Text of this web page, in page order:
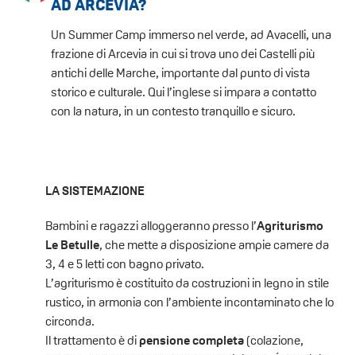
AD ARCEVIA?
Un Summer Camp immerso nel verde, ad Avacelli, una
frazione di Arcevia in cui si trova uno dei Castelli più
antichi delle Marche, importante dal punto di vista
storico e culturale. Qui l’inglese si impara a contatto
con la natura, in un contesto tranquillo e sicuro.
LA SISTEMAZIONE
Bambini e ragazzi alloggeranno presso l’Agriturismo
Le Betulle, che mette a disposizione ampie camere da
3, 4 e 5 letti con bagno privato.
L’agriturismo è costituito da costruzioni in legno in stile
rustico, in armonia con l’ambiente incontaminato che lo
circonda.
Il trattamento è dipensione completa(colazione,